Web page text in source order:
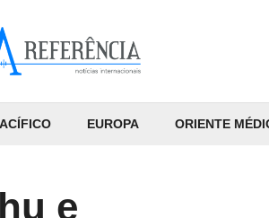
EUROPA ORIENTE
e